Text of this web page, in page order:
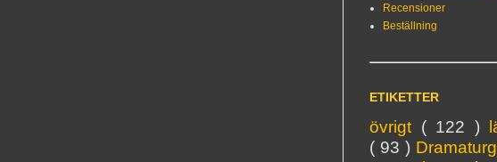
Recensioner
Beställning
ETIKETTER
övrigt ( 122 )
( 93 )